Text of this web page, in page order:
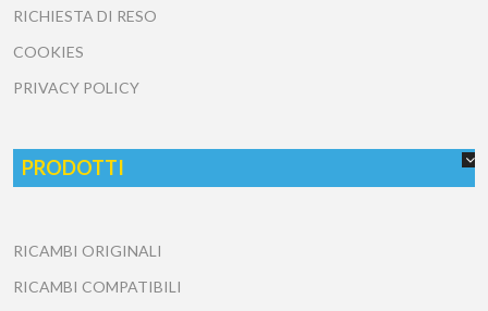
RICHIESTA DI RESO
COOKIES
PRIVACY POLICY
PRODOTTI
RICAMBI ORIGINALI
RICAMBI COMPATIBILI